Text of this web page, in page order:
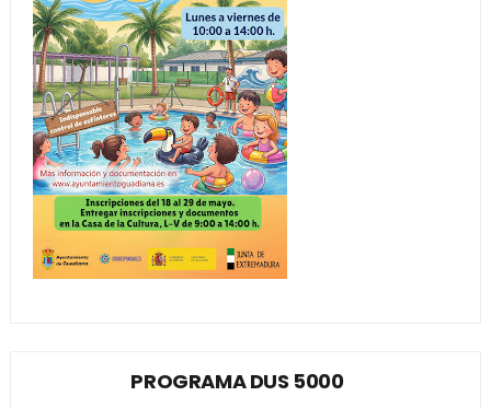
PROGRAMA DUS 5000